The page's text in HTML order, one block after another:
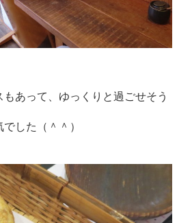
あって、ゆっくりと過ごせそう
した（＾＾）